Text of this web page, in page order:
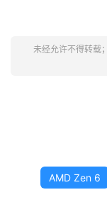
未经允许不得转载；
AMD Zen 6